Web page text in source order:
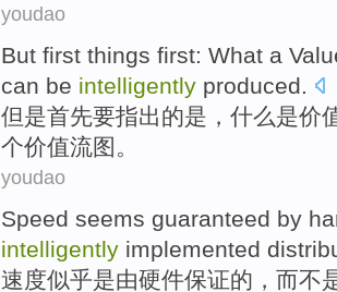
youdao
But first things first: What a
can be intelligently produced.
但是首先要指出的是 ， 什么是价
个价值流图。
youdao
Speed seems guaranteed by
intelligently implemented
速度似乎是由硬件保证的， 而不